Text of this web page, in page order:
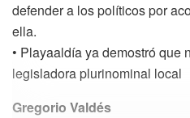
defender a los políticos por
ella.
• Playaaldía ya demostró que
legisladora plurinominal local
Gregorio Valdés